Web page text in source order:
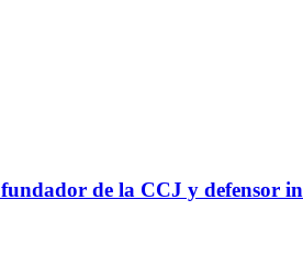
de la CCJ y defensor